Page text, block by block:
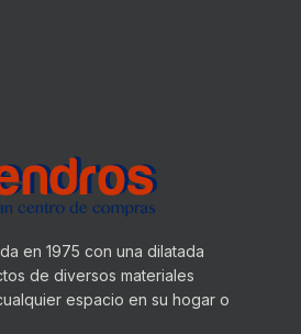
en 1975 con una dilatada
de diversos materiales
espacio en su hogar o